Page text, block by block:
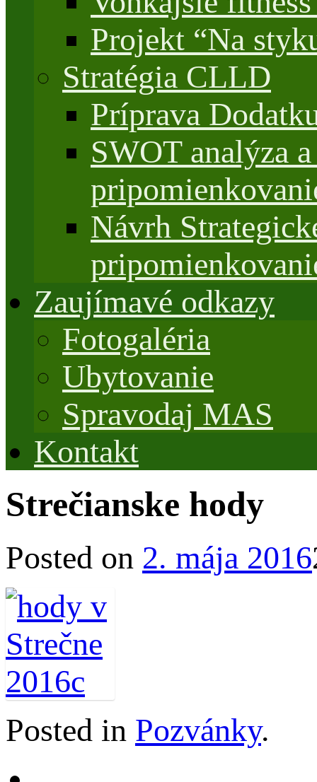
Projekt “Na
Stratégia CLLD
Príprava
SWOT analýza
Návrh
Zaujímavé odkazy
Fotogaléria
Ubytovanie
Spravodaj MAS
Kontakt
Strečianske hody
Posted on 2. mája 2016
Posted in Pozvánky.